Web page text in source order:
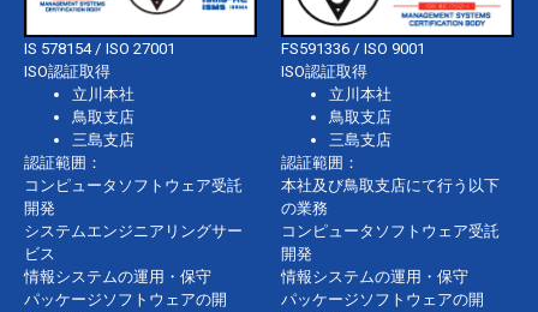
IS 578154 / ISO 27001
ISO認証取得
立川本社
鳥取支店
三島支店
認証範囲：
コンピュータソフトウェア受託
開発
システムエンジニアリングサー
ビス
情報システムの運用・保守
パッケージソフトウェアの開
FS591336 / ISO 9001
ISO認証取得
立川本社
鳥取支店
三島支店
認証範囲：
本社及び鳥取支店にて行う以下
の業務
コンピュータソフトウェア受託
開発
情報システムの運用・保守
パッケージソフトウェアの開